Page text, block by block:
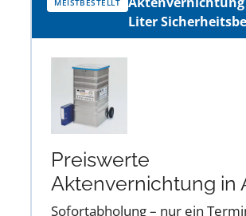
MEISTBESTELLT
Liter
Preiswerte
Aktenvernichtung in
Sofortabholung – nur ein